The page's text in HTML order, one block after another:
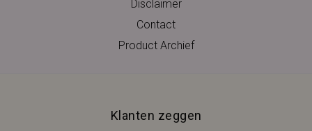
Disclaimer
Contact
Product Archief
Klanten zeggen